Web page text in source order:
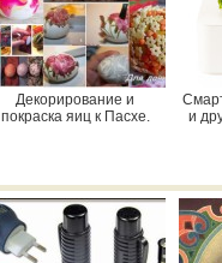
Декорирование и
покраска яиц к Пасхе.
и